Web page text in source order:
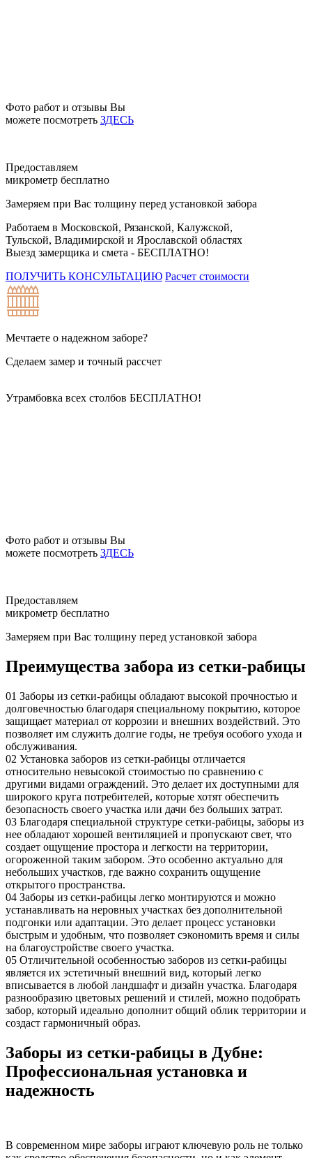
Фото работ и отзывы Вы
можете посмотреть ЗДЕСЬ
Предоставляем
микрометр бесплатно
Замеряем при Вас толщину перед установкой забора
Работаем в Московской, Рязанской, Калужской,
Тульской, Владимирской и Ярославской областях
Выезд замерщика и смета - БЕСПЛАТНО!
ПОЛУЧИТЬ КОНСУЛЬТАЦИЮ Расчет стоимости
Мечтаете о надежном заборе?
Сделаем замер и точный рассчет
Утрамбовка всех столбов БЕСПЛАТНО!
Фото работ и отзывы Вы
можете посмотреть ЗДЕСЬ
Предоставляем
микрометр бесплатно
Замеряем при Вас толщину перед установкой забора
Преимущества забора из сетки-рабицы
01 Заборы из сетки-рабицы обладают высокой прочностью и
долговечностью благодаря специальному покрытию, которое
защищает материал от коррозии и внешних воздействий. Это
позволяет им служить долгие годы, не требуя особого ухода и
обслуживания.
02 Установка заборов из сетки-рабицы отличается
относительно невысокой стоимостью по сравнению с
другими видами ограждений. Это делает их доступными для
широкого круга потребителей, которые хотят обеспечить
безопасность своего участка или дачи без больших затрат.
03 Благодаря специальной структуре сетки-рабицы, заборы из
нее обладают хорошей вентиляцией и пропускают свет, что
создает ощущение простора и легкости на территории,
огороженной таким забором. Это особенно актуально для
небольших участков, где важно сохранить ощущение
открытого пространства.
04 Заборы из сетки-рабицы легко монтируются и можно
устанавливать на неровных участках без дополнительной
подгонки или адаптации. Это делает процесс установки
быстрым и удобным, что позволяет сэкономить время и силы
на благоустройстве своего участка.
05 Отличительной особенностью заборов из сетки-рабицы
является их эстетичный внешний вид, который легко
вписывается в любой ландшафт и дизайн участка. Благодаря
разнообразию цветовых решений и стилей, можно подобрать
забор, который идеально дополнит общий облик территории и
создаст гармоничный образ.
Заборы из сетки-рабицы в Дубне:
Профессиональная установка и
надежность
В современном мире заборы играют ключевую роль не только